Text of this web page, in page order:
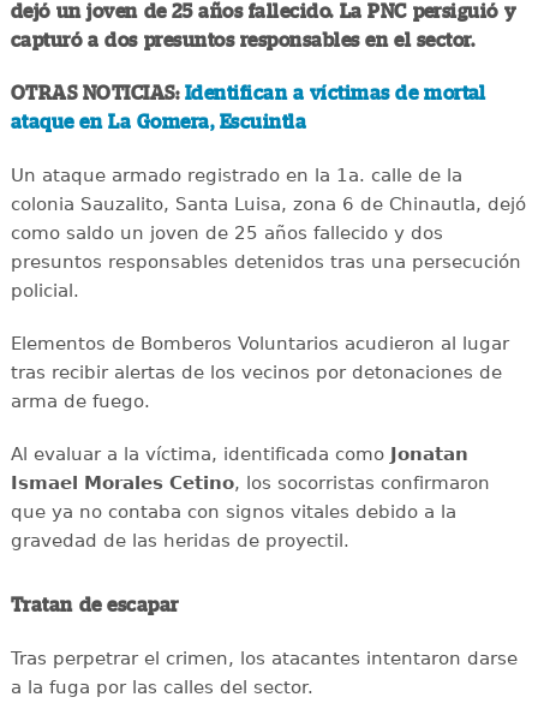
dejó un joven de 25 años fallecido. La PNC persiguió y
capturó a dos presuntos responsables en el sector.
OTRAS NOTICIAS:Identifican a víctimas de mortal
ataque en La Gomera, Escuintla
Un ataque armado registrado en la 1a. calle de la
colonia Sauzalito, Santa Luisa, zona 6 de Chinautla, dejó
como saldo un joven de 25 años fallecido y dos
presuntos responsables detenidos tras una persecución
policial.
Elementos de Bomberos Voluntarios acudieron al lugar
tras recibir alertas de los vecinos por detonaciones de
arma de fuego.
Al evaluar a la víctima, identificada como Jonatan
Ismael Morales Cetino, los socorristas confirmaron
que ya no contaba con signos vitales debido a la
gravedad de las heridas de proyectil.
Tratan de escapar
Tras perpetrar el crimen, los atacantes intentaron darse
a la fuga por las calles del sector.